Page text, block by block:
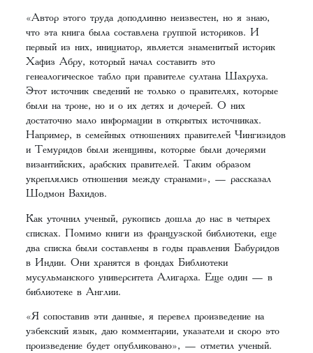
«Автор этого труда доподлинно неизвестен, но я знаю,
что эта книга была составлена группой историков. И
первый из них, инициатор, является знаменитый историк
Хафиз Абру, который начал составить это
генеалогическое табло при правителе султана Шахруха.
Этот источник сведений не только о правителях, которые
были на троне, но и о их детях и дочерей. О них
достаточно мало информации в открытых источниках.
Например, в семейных отношениях правителей Чингизидов
и Темуридов были женщины, которые были дочерями
византийских, арабских правителей. Таким образом
укреплялись отношения между странами», — рассказал
Шодмон Вахидов.
Как уточнил ученый, рукопись дошла до нас в четырех
списках. Помимо книги из французской библиотеки, еще
два списка были составлены в годы правления Бабуридов
в Индии. Они хранятся в фондах Библиотеки
мусульманского университета Алигарха. Еще один — в
библиотеке в Англии.
«Я сопоставив эти данные, я перевел произведение на
узбекский язык, даю комментарии, указатели и скоро это
произведение будет опубликовано», — отметил ученый.